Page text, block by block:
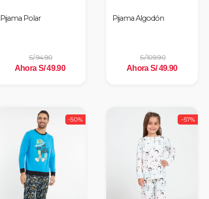
Pijama Polar
S/ 94.90
Ahora S/ 49.90
Pijama Algodón
S/ 109.90
Ahora S/ 49.90
-50% -57%